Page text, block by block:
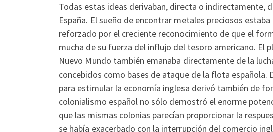
Todas estas ideas derivaban, directa o indirectamente,
España. El sueño de encontrar metales preciosos
reforzado por el creciente reconocimiento de que el
mucha de su fuerza del influjo del tesoro americano. El
Nuevo Mundo también emanaba directamente de la
concebidos como bases de ataque de la flota
para estimular la economía inglesa derivó también de
colonialismo español no sólo demostró el enorme
que las mismas colonias parecían proporcionar la
se había exacerbado con la interrupción del comercio